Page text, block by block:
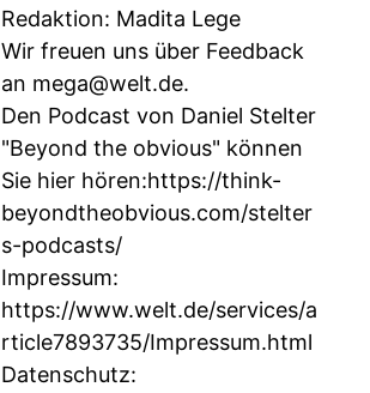
Redaktion: Madita Lege
Wir freuen uns über Feedback
an mega@welt.de.
Den Podcast von Daniel Stelter
"Beyond the obvious" können
Sie hier hören:https://think-
beyondtheobvious.com/stelter
s-podcasts/
Impressum:
https://www.welt.de/services/a
rticle7893735/Impressum.html
Datenschutz: